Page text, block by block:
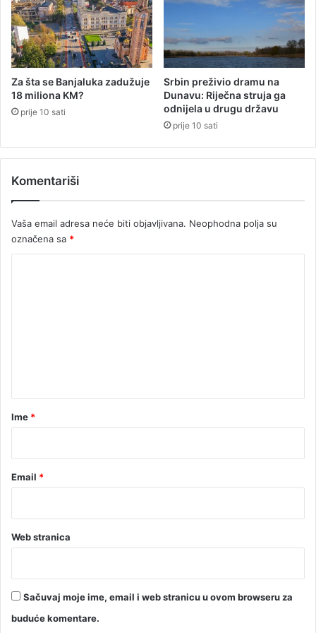
n
i
d
o
k
u
m
t
i
a
u
t
o
-
p
u
m
D
i
k
s
a
o
č
u
j
e
a
v
Za šta se Banjaluka zadužuje
18 miliona KM?
prije 10 sati
Srbin preživio dramu na
Dunavu: Riječna struja ga
odnijela u drugu državu
prije 10 sati
Komentariši
Vaša email adresa neće biti objavljivana. Neophodna polja su
označena sa *
r
Ime *
Email *
Web stranica
Sačuvaj moje ime, email i web stranicu u ovom browseru za
buduće komentare.